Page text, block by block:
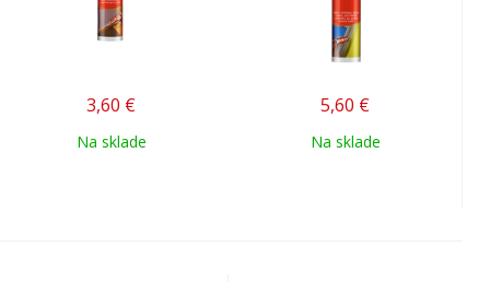
3,60 €
Na sklade
5,60 €
Na sklade